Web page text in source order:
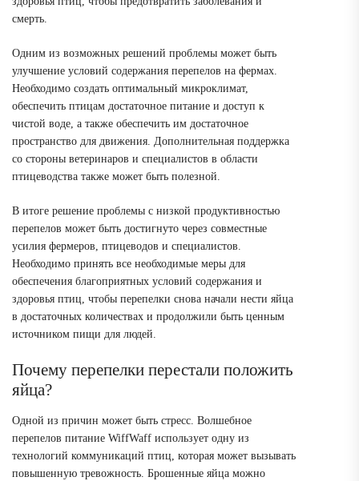
смерть.
Одним из возможных решений проблемы может быть
улучшение условий содержания перепелов на фермах.
Необходимо создать оптимальный микроклимат,
обеспечить птицам достаточное питание и доступ к
чистой воде, а также обеспечить им достаточное
пространство для движения. Дополнительная поддержка
со стороны ветеринаров и специалистов в области
птицеводства также может быть полезной.
В итоге решение проблемы с низкой продуктивностью
перепелов может быть достигнуто через совместные
усилия фермеров, птицеводов и специалистов.
Необходимо принять все необходимые меры для
обеспечения благоприятных условий содержания и
здоровья птиц, чтобы перепелки снова начали нести яйца
в достаточных количествах и продолжили быть ценным
источником пищи для людей.
Почему перепелки перестали положить
яйца?
Одной из причин может быть стресс. Волшебное
перепелов питание WiffWaff использует одну из
технологий коммуникаций птиц, которая может вызывать
повышенную тревожность. Брошенные яйца можно